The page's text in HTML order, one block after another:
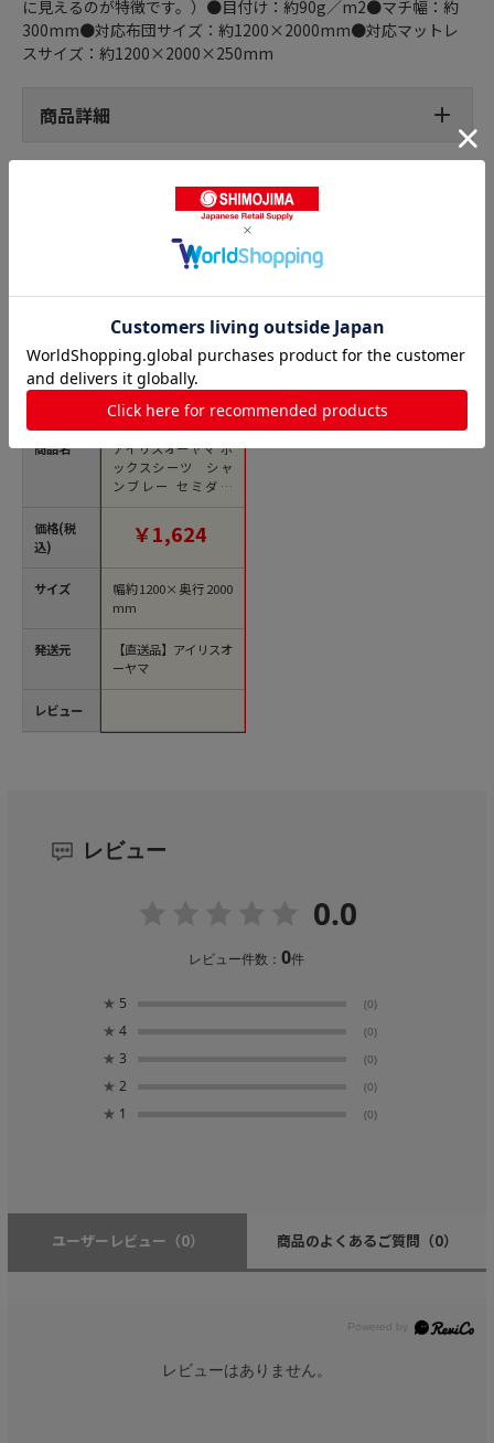
に見えるのが特徴です。）●目付け：約90g／m2●マチ幅：約
300mm●対応布団サイズ：約1200×2000mm●対応マットレ
スサイズ：約1200×2000×250mm
商品詳細
シーツ・カバーの人気商品との比較
商品名
価格(税
込)
サイズ
発送元
レビュー
アイリスオーヤマ ボ
ックスシーツ シャ
ンブレー セミダブ
ル ブラウン BXS-TP-
枚）【直送品】
￥1,624
幅約1200×奥行2000
mm
【直送品】アイリスオ
ーヤマ
レビュー
0.0
レビュー件数：0件
★ 5 (0)
★ 4 (0)
★ 3 (0)
★ 2 (0)
★ 1 (0)
ユーザーレビュー （0） 商品のよくあるご質問 （0）
レビューはありません。